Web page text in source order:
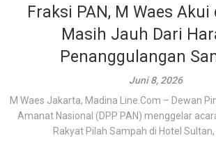
Fraksi PAN, M Waes Akui
Masih Jauh Dari
Penanggulangan
Juni 8, 2026
M Waes Jakarta, Madina Line.Com – Dewan
Amanat Nasional (DPP PAN) menggelar
Rakyat Pilah Sampah di Hotel Sultan,